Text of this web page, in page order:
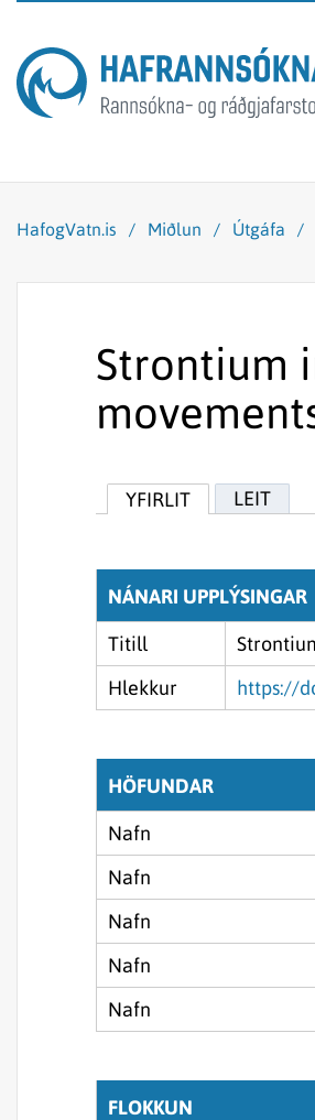
HafogVatn.is / Miðlun / Útgáfa /
Strontium
YFIRLIT LEIT
NÁNARI UPPLÝSINGAR
Titill
Hlekkur
https://
HÖFUNDAR
Nafn
Nafn
Nafn
Nafn
Nafn
FLOKKUN